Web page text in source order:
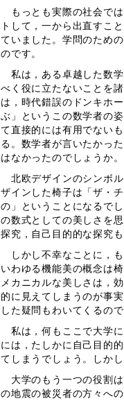
もっとも実際の社会では
トして，一から出直すこ
ていました。学問のため
のです。
私は，ある卓越した数学
べく役に立たないことを
は，時代錯誤のドンキホ
ぶ」というこの数学者の
て直接的には有用でない
る。数学者が言いたかっ
はなかったのでしょうか。
北欧デザインのシンボル
ザインした椅子は「ザ・
の」ということになるで
の数式としての美しさを
探究，自己目的的な探究
しかし不幸なことに，も
いわゆる機能美の概念は
メカニカルな美しさは，
的に見えてしまうのが事
した疑問もわいてくるので
私は，何もここで大学に
には，たしかに自己目的
てしまうでしょう。しか
大学のもう一つの役割は
の地震の被災者の方々へ